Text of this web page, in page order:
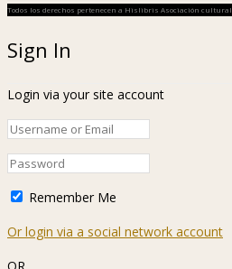
Todos los derechos pertenecen a Hislibris Asociación cultural
Sign In
Login via your site account
Remember Me
Or login via a social network account
OR